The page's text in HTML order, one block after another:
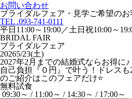
お問い合わせ
ブライダルフェア・見学ご希望のお
TEL .093-741-0111
平日11:00～19:00／土日祝10:00～
BRIDAL FAIR
ブライダルフェア
20265/23(土)
2027年2月までの結婚式ならお得に
自己負担『０円』で叶う！ドレス
のご紹介はこのフェアだけ⭐
無料試食
09:30～ / 11:00～ / 14:30～ / 17:00～